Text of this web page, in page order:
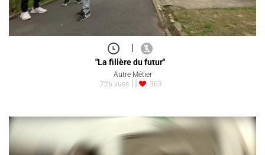
|
"La filière du futur"
Autre Métier
726 vues
363